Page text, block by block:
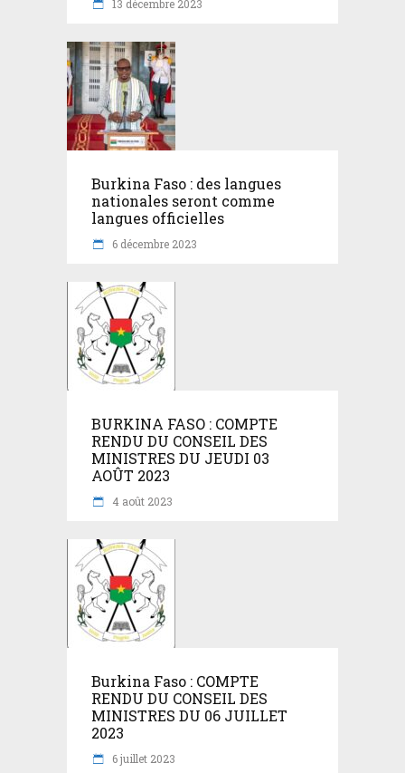
13 décembre 2023
Burkina Faso : des langues
nationales seront comme
langues officielles
6 décembre 2023
BURKINA FASO : COMPTE
RENDU DU CONSEIL DES
MINISTRES DU JEUDI 03
AOÛT 2023
4 août 2023
Burkina Faso : COMPTE
RENDU DU CONSEIL DES
MINISTRES DU 06 JUILLET
2023
6 juillet 2023